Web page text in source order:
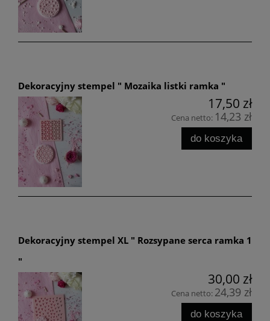
Dekoracyjny stempel " Mozaika listki ramka "
17,50 zł
Cena netto: 14,23 zł
do koszyka
Dekoracyjny stempel XL " Rozsypane serca ramka 1
"
30,00 zł
Cena netto: 24,39 zł
do koszyka